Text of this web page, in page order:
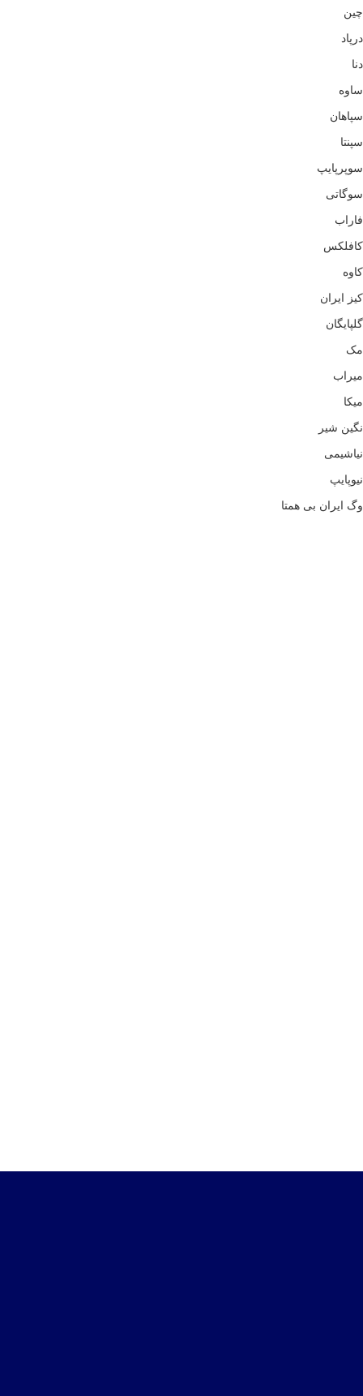
چین
درپاد
دنا
ساوه
سپاهان
سپنتا
سوپرپایپ
سوگاتی
فاراب
کافلکس
کاوه
کیز ایران
گلپایگان
مک
میراب
میکا
نگین شیر
نیاشیمی
نیوپایپ
وگ ایران بی همتا